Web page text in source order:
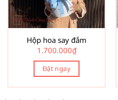
Hộp hoa say đắm
1.700.000₫
Đặt ngay